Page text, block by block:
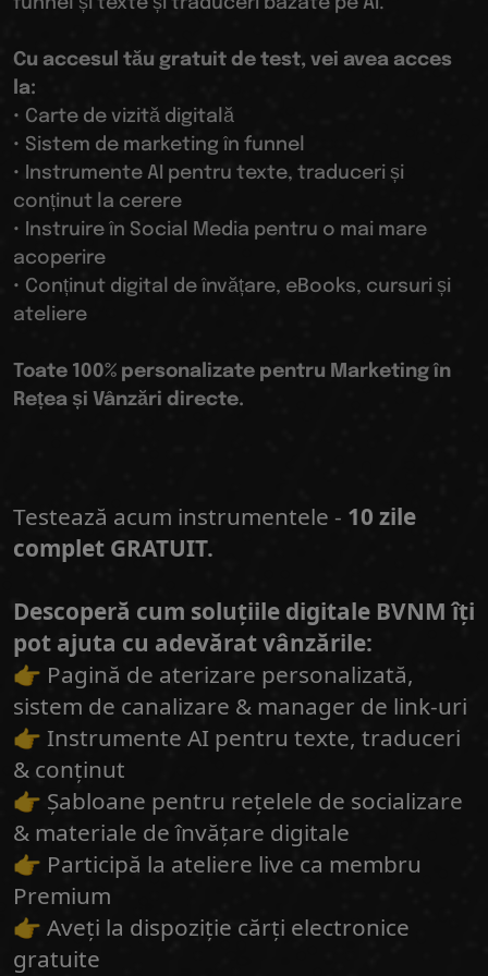
Cu accesul tău gratuit de test, vei avea acces
la:
• Carte de vizită digitală
• Sistem de marketing în funnel
• Instrumente AI pentru texte, traduceri și
conținut la cerere
• Instruire în Social Media pentru o mai mare
acoperire
• Conținut digital de învățare, eBooks, cursuri și
ateliere
Toate 100% personalizate pentru Marketing în
Rețea și Vânzări directe.
Testează acum instrumentele - 10 zile
complet GRATUIT.
Descoperă cum soluțiile digitale BVNM îți
pot ajuta cu adevărat vânzările:
👉 Pagină de aterizare personalizată,
sistem de canalizare & manager de link-uri
👉 Instrumente AI pentru texte, traduceri
& conținut
👉 Șabloane pentru rețelele de socializare
& materiale de învățare digitale
👉 Participă la ateliere live ca membru
Premium
👉 Aveți la dispoziție cărți electronice
gratuite